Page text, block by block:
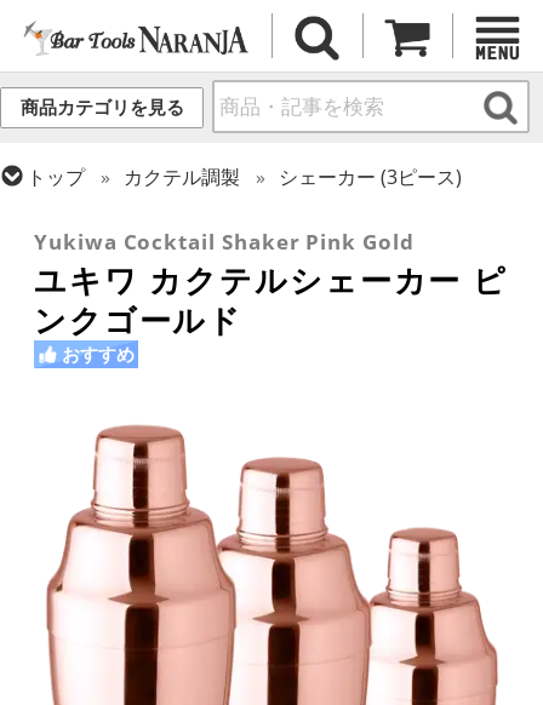
商品カテゴリを見る
トップ カクテル調製
シェーカー (3ピース)
Yukiwa Cocktail Shaker Pink Gold
ユキワ カクテルシェーカー ピ
ンクゴールド
おすすめ